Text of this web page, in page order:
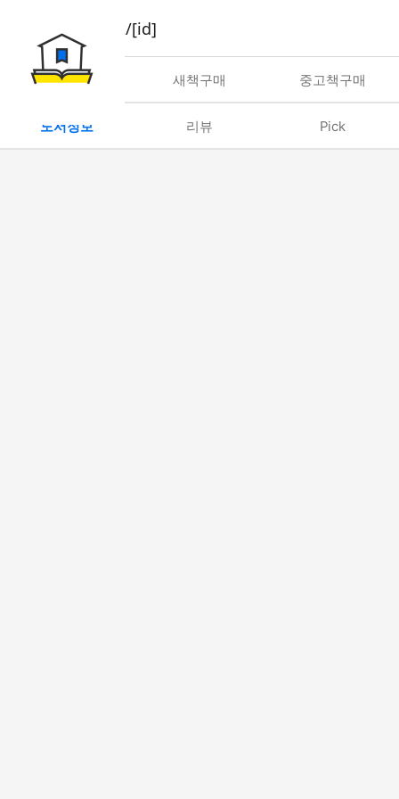
book/rent/[id]
대여 새책구매 중고책구매
도서정보 리뷰 Pick